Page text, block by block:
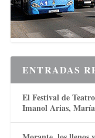
ENTRADAS
El Festival de
Imanol Arias,